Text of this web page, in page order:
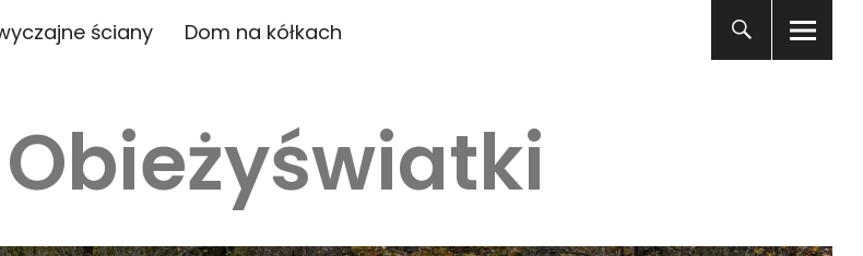
ściany Dom na kółkach